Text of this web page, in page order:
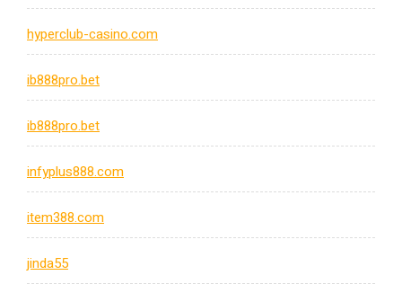
hyperclub-casino.com
ib888pro.bet
ib888pro.bet
infyplus888.com
item388.com
jinda55